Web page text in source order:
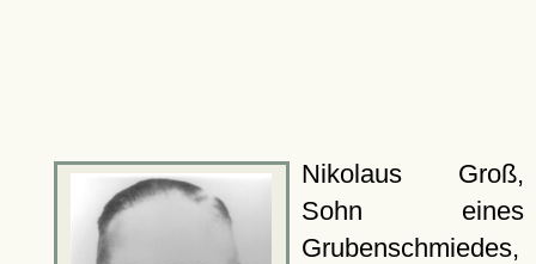
Nikolaus Groß,
Sohn eines
Grubenschmiedes,